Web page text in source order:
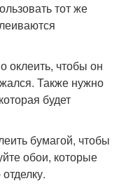
тот же
оклеить, чтобы он
Также нужно
будет
бумагой, чтобы
обои, которые